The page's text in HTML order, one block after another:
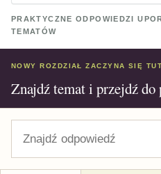
PRAKTYCZNE ODPOWIEDZI
TEMATÓW
NOWY ROZDZIAŁ ZACZYNA SIĘ
Znajdź temat i przejdź do